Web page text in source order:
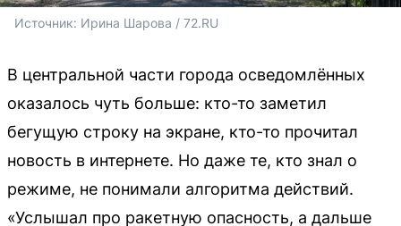
Источник: Ирина Шарова / 72.RU
В центральной части города осведомлённых
оказалось чуть больше: кто-то заметил
бегущую строку на экране, кто-то прочитал
новость в интернете. Но даже те, кто знал о
режиме, не понимали алгоритма действий.
«Услышал про ракетную опасность, а дальше